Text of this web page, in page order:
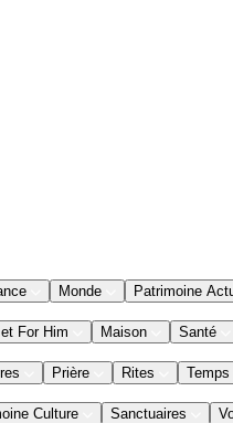
Monde Patrimoine
For Him Maison Santé
Prière Rites
Culture Sanctuaires